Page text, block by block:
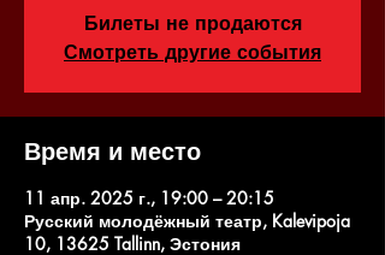
Билеты не продаются
Смотреть другие события
Время и место
11 апр. 2025 г., 19:00 – 20:15
Русский молодёжный театр, Kalevipoja
10, 13625 Tallinn, Эстония